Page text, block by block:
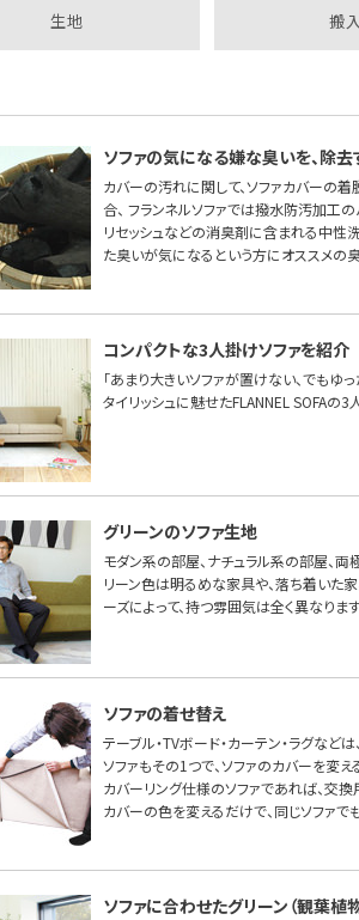
生地 搬入
ソファの気になる嫌な臭いを、除
カバーの汚れに関して、ソファカバーの
合、 フランネルソファでは撥水防汚加工
リセッシュなどの消臭剤に含まれる中性
た臭いが気になるという方にオススメの
コンパクトな3人掛けソファを紹介
「あまり大きいソファが置けない、でもゆ
タイリッシュに魅せたFLANNEL SOFAの
グリーンのソファ生地
モダン系の部屋、ナチュラル系の部屋、
リーン色は明るめな家具や、落ち着いた
ーズによって、持つ雰囲気は全く異なり
ソファの着せ替え
テーブル・TVボード・カーテン・ラグなど
ソファもその1つで、ソファのカバーを変
カバーリング仕様のソファであれば、交
カバーの色を変えるだけで、同じソファ
ソファに合わせたグリーン（観葉植